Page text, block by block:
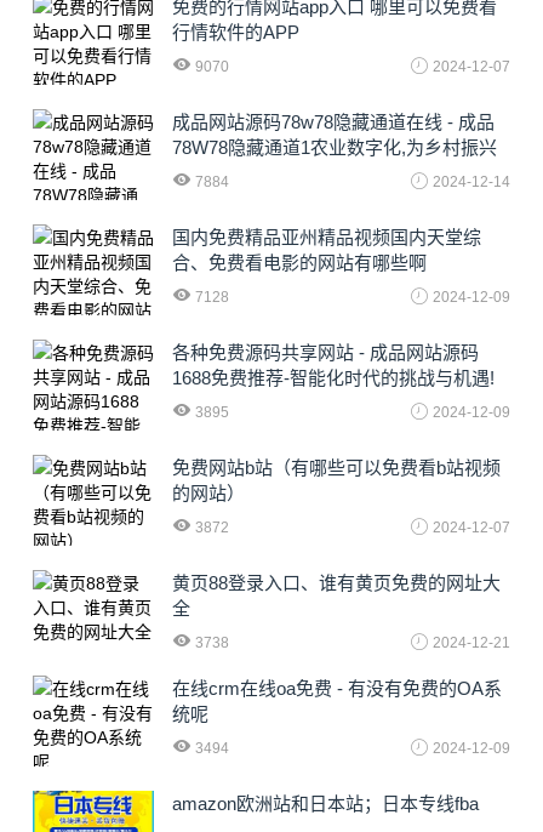
免费的行情网站app入口 哪里可以免费看
行情软件的APP
9070 2024-12-07
成品网站源码78w78隐藏通道在线 - 成品
78W78隐藏通道1农业数字化,为乡村振兴
注入新动力
7884 2024-12-14
国内免费精品亚州精品视频国内天堂综
合、免费看电影的网站有哪些啊
7128 2024-12-09
各种免费源码共享网站 - 成品网站源码
1688免费推荐-智能化时代的挑战与机遇!
3895 2024-12-09
免费网站b站（有哪些可以免费看b站视频
的网站）
3872 2024-12-07
黄页88登录入口、谁有黄页免费的网址大
全
3738 2024-12-21
在线crm在线oa免费 - 有没有免费的OA系
统呢
3494 2024-12-09
amazon欧洲站和日本站；日本专线fba